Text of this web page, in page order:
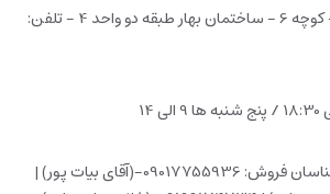
شیراز, خیابان ملاصدرا - کوچه 6 - ساختمان بهار طبقه دو واحد 4 - تلفن:
کارشناسان فروش: 09017755936-(آقای بیات پور) |